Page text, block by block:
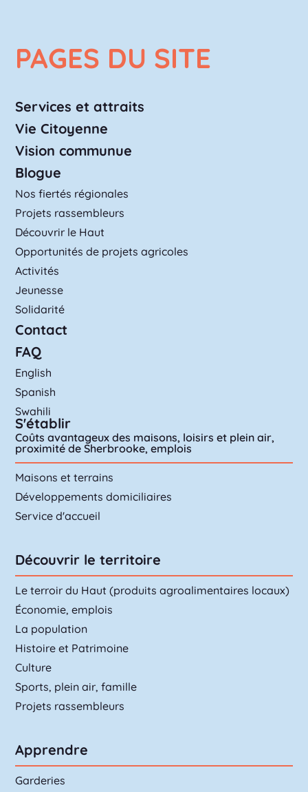
PAGES DU SITE
Services et attraits
Vie Citoyenne
Vision communue
Blogue
Nos fiertés régionales
Projets rassembleurs
Découvrir le Haut
Opportunités de projets agricoles
Activités
Jeunesse
Solidarité
Contact
FAQ
English
Spanish
Swahili
S'établir
Coûts avantageux des maisons, loisirs et plein air,
proximité de Sherbrooke, emplois
Maisons et terrains
Développements domiciliaires
Service d'accueil
Découvrir le territoire
Le terroir du Haut (produits agroalimentaires locaux)
Économie, emplois
La population
Histoire et Patrimoine
Culture
Sports, plein air, famille
Projets rassembleurs
Apprendre
Garderies